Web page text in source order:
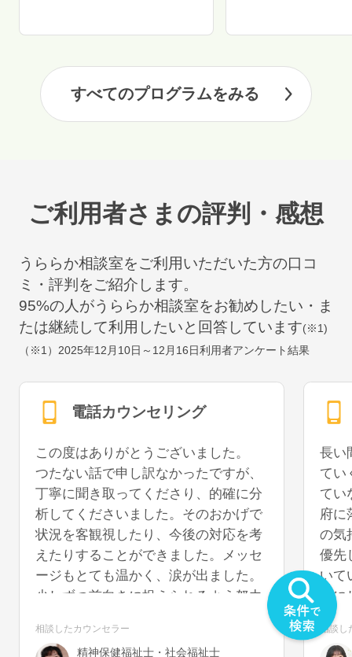
すべてのプログラムをみる
ご利用者さまの評判・感想
うららか相談室をご利用いただいた方の口コ
ミ・評判をご紹介します。
95%の人がうららか相談室をお勧めしたい・ま
たは継続して利用したいと回答しています(※1)
（※1） 2025年12月10日～12月16日利用者アンケート結果
電話カウンセリング
この度はありがとうございました。
つたない話で申し訳なかったですが、
丁寧に聞き取ってくださり、的確に分
析してくださいました。そのおかげで
状況を客観視したり、今後の対応を考
えたりすることができました。メッセ
ージもとても温かく、涙が出ました。
少しずつ前向きに捉えられるよう努力
あれば、再度お話を聞いていただける
相談したカウンセラー
精神保健福祉士・社会福祉士
長い
てい
てい
府に
の気
優先
いて
事
うに
を切
相談